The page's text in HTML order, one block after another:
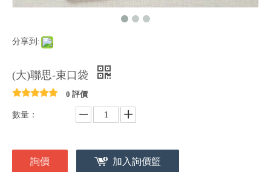
分享到:
(大)聯思-束口袋
0 評價
數量：
詢價 加入詢價籃